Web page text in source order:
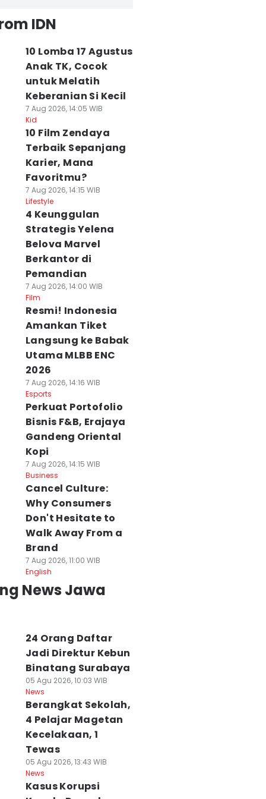
IDN
10 Lomba 17 Agustus
Anak TK, Cocok
untuk Melatih
Keberanian Si Kecil
7 Aug 2026, 14:05 WIB
Kid
10 Film Zendaya
Terbaik Sepanjang
Karier, Mana
Favoritmu?
7 Aug 2026, 14:15 WIB
Lifestyle
4 Keunggulan
Strategis Yelena
Belova Marvel
Berkantor di
Pemandian
7 Aug 2026, 14:00 WIB
Film
Resmi! Indonesia
Amankan Tiket
Langsung ke Babak
Utama MLBB ENC
2026
7 Aug 2026, 14:16 WIB
Esports
Perkuat Portofolio
Bisnis F&B, Erajaya
Gandeng Oriental
Kopi
7 Aug 2026, 14:15 WIB
Business
Cancel Culture:
Why Consumers
Don't Hesitate to
Walk Away From a
Brand
7 Aug 2026, 11:00 WIB
English
News Jawa
24 Orang Daftar
Jadi Direktur Kebun
Binatang Surabaya
05 Agu 2026, 10:03 WIB
News
Berangkat Sekolah,
4 Pelajar Magetan
Kecelakaan, 1
Tewas
05 Agu 2026, 13:43 WIB
News
Kasus Korupsi